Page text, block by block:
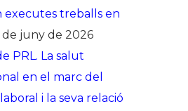
executes treballs en
de juny de 2026
PRL. La salut
en el marc del
i la seva relació